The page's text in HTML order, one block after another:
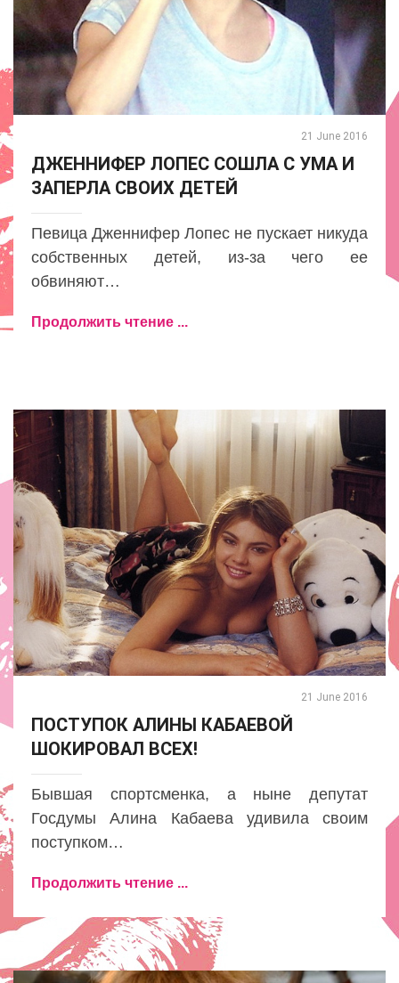
21 June 2016
ДЖЕННИФЕР ЛОПЕС СОШЛА С УМА И
ЗАПЕРЛА СВОИХ ДЕТЕЙ
Певица Дженнифер Лопес не пускает никуда
собственных детей, из-за чего ее
обвиняют…
Продолжить чтение ...
21 June 2016
ПОСТУПОК АЛИНЫ КАБАЕВОЙ
ШОКИРОВАЛ ВСЕХ!
Бывшая спортсменка, а ныне депутат
Госдумы Алина Кабаева удивила своим
поступком…
Продолжить чтение ...